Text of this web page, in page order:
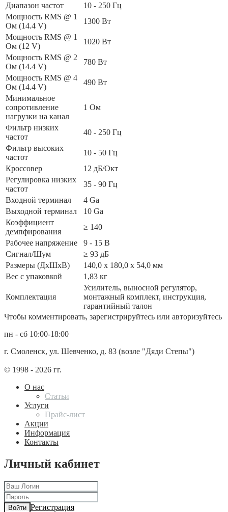
Диапазон частот
10 - 250 Гц
Мощность RMS @ 1
Ом (14.4 V)
1300 Вт
Мощность RMS @ 1
Ом (12 V)
1020 Вт
Мощность RMS @ 2
Ом (14.4 V)
780 Вт
Мощность RMS @ 4
Ом (14.4 V)
490 Вт
Минимальное
сопротивление
нагрузки на канал
1 Ом
Фильтр низких
частот
40 - 250 Гц
Фильтр высоких
частот
10 - 50 Гц
Кроссовер
12 дБ/Окт
Регулировка низких
частот
35 - 90 Гц
Входной терминал
4 Ga
Выходной терминал
10 Ga
Коэффициент
демпфирования
≥ 140
Рабочее напряжение
9 - 15 В
Сигнал/Шум
≥ 93 дБ
Размеры (ДxШxВ)
140,0 x 180,0 x 54,0 мм
Вес с упаковкой
1,83 кг
Комплектация
Усилитель, выносной регулятор,
монтажный комплект, инструкция,
гарантийный талон
Чтобы комментировать, зарегистрируйтесь или авторизуйтесь
пн - сб 10:00-18:00
г. Смоленск, ул. Шевченко, д. 83 (возле "Дяди Степы")
© 1998 - 2026 гг.
О нас
Статьи
Услуги
Прайс-лист
Акции
Информация
Контакты
Личный кабинет
Войти Регистрация